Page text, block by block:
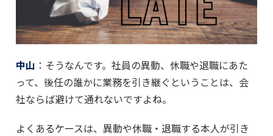
中山 ：そうなんです。社員の異動、休職や退職にあた
って、後任の誰かに業務を引き継ぐということは、会
社ならば避けて通れないですよね。
よくあるケースは、異動や休職・退職する本人が引き